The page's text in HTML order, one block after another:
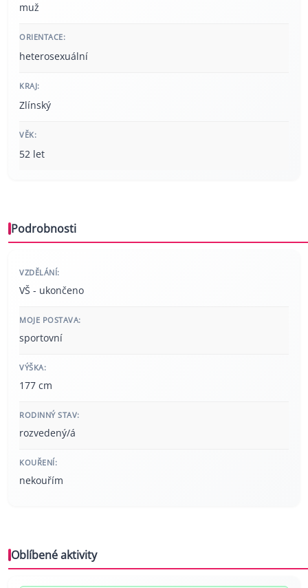
muž
ORIENTACE:
heterosexuální
KRAJ:
Zlínský
VĚK:
52 let
Podrobnosti
VZDĚLÁNÍ:
VŠ - ukončeno
MOJE POSTAVA:
sportovní
VÝŠKA:
177 cm
RODINNÝ STAV:
rozvedený/á
KOUŘENÍ:
nekouřím
Oblíbené aktivity